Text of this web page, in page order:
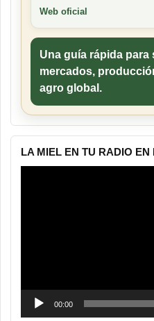
Web oficial
Una guía rápida para
mercados,
agro global.
LA MIEL EN TU RADIO
00:00